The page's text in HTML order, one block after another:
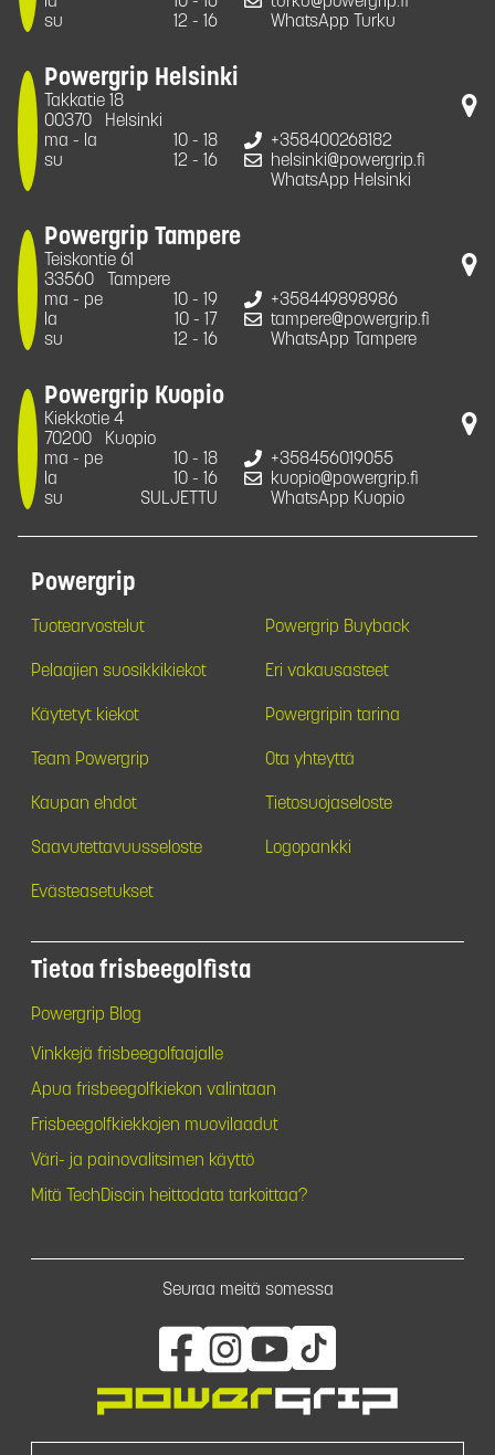
su
12 - 16
WhatsApp Turku
Powergrip Helsinki
Takkatie 18
00370
Helsinki
ma - la
10 - 18
su
12 - 16
+358400268182
helsinki@powergrip.fi
WhatsApp Helsinki
Powergrip Tampere
Teiskontie 61
33560
Tampere
ma - pe
10 - 19
la
10 - 17
su
12 - 16
+358449898986
tampere@powergrip.fi
WhatsApp Tampere
Powergrip Kuopio
Kiekkotie 4
70200
Kuopio
ma - pe
10 - 18
la
10 - 16
su
SULJETTU
+358456019055
kuopio@powergrip.fi
WhatsApp Kuopio
Powergrip
Tuotearvostelut Powergrip Buyback
Pelaajien suosikkikiekot Eri vakausasteet
Käytetyt kiekot Powergripin tarina
Team Powergrip Ota yhteyttä
Kaupan ehdot Tietosuojaseloste
Saavutettavuusseloste Logopankki
Evästeasetukset
Tietoa frisbeegolfista
Powergrip Blog
Vinkkejä frisbeegolfaajalle
Apua frisbeegolfkiekon valintaan
Frisbeegolfkiekkojen muovilaadut
Väri- ja painovalitsimen käyttö
Mitä TechDiscin heittodata tarkoittaa?
Seuraa meitä somessa